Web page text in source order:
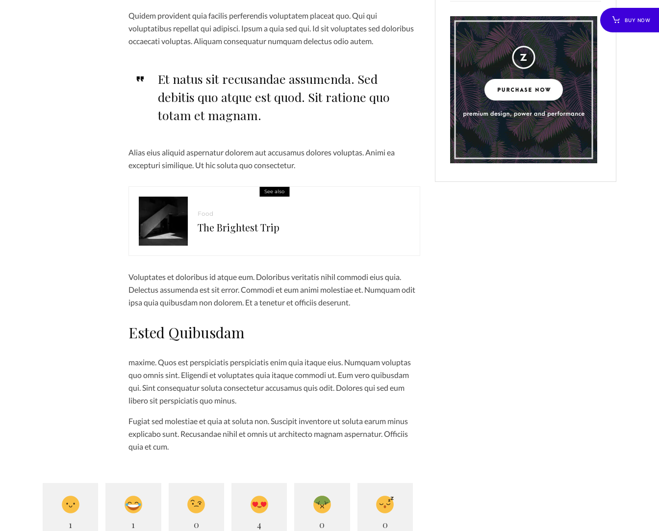
Quidem provident quia facilis perferendis voluptatem placeat quo. Qui qui
voluptatibus repellat qui adipisci. Ipsum a quia sed qui. Id sit voluptates sed doloribus
occaecati voluptas. Aliquam consequatur numquam delectus odio autem.
Et natus sit recusandae assumenda. Sed
debitis quo atque est quod. Sit ratione quo
totam et magnam.
Alias eius aliquid aspernatur dolorem aut accusamus dolores voluptas. Animi ea
excepturi similique. Ut hic soluta quo consectetur.
See also
Food
The Brightest Trip
Voluptates et doloribus id atque eum. Doloribus veritatis nihil commodi eius quia.
Delectus assumenda est sit error. Commodi et eum animi molestiae et. Numquam odit
ipsa quia quibusdam non dolorem. Et a tenetur et officiis deserunt.
Ested Quibusdam
maxime. Quos est perspiciatis perspiciatis enim quia itaque eius. Numquam voluptas
quo omnis sint. Eligendi et voluptates quia itaque commodi ut. Eum vero quibusdam
qui. Sint consequatur soluta consectetur accusamus quis odit. Dolores qui sed eum
libero sit perspiciatis quo minus.
Fugiat sed molestiae et quia at soluta non. Suscipit inventore ut soluta earum minus
explicabo sunt. Recusandae nihil et omnis ut architecto magnam aspernatur. Officiis
quia et cum.
1 1 0 4 0 0
BUY NOW